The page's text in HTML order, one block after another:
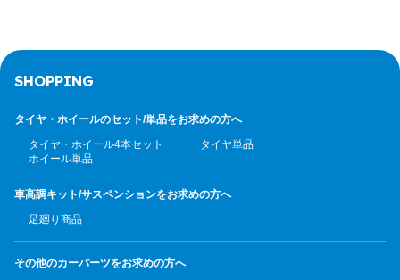
SHOPPING
タイヤ・ホイールのセット/単品をお求めの方へ
タイヤ・ホイール4本セット
タイヤ単品
ホイール単品
車高調キット/サスペンションをお求めの方へ
足廻り商品
その他のカーパーツをお求めの方へ